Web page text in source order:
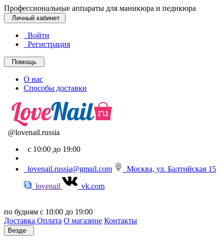
Профессиональные аппараты для маникюра и педикюра
Личный кабинет
Войти
Регистрация
Помощь
О нас
Способы доставки
@lovenail.russia
с 10:00 до 19:00
lovenail.russia@gmail.com Москва, ул. Балтийская 15
lovenail vk.com
по будням с 10:00 до 19:00
Доставка Оплата О магазине Контакты
Везде